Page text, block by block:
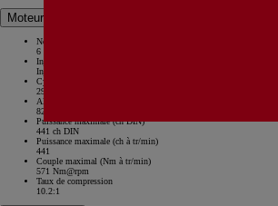
Moteur
Nombre de cylindres
6 Cylindres en ligne
Injection
Injection directe
Cylindrée (cm3)
2998 ccm
Alésage x course (mm x mm)
82 x 94.6 mm
Puissance maximale (ch DIN)
441 ch DIN
Puissance maximale (ch à tr/min)
441
Couple maximal (Nm à tr/min)
571 Nm@rpm
Taux de compression
10.2:1